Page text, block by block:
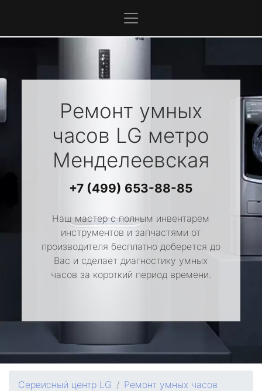
Ремонт умных
часов LG метро
Менделеевская
+7 (499) 653-88-85
Наш мастер с полным инвентарем
инструментов и запчастями от
производителя бесплатно доберется до
Вас и сделает диагностику умных
часов за короткий период времени.
Сервисный центр LG
Ремонт умных часов